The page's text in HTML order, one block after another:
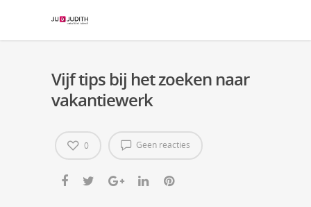
Vijf tips bij het zoeken naar
vakantiewerk
Geen reacties
0